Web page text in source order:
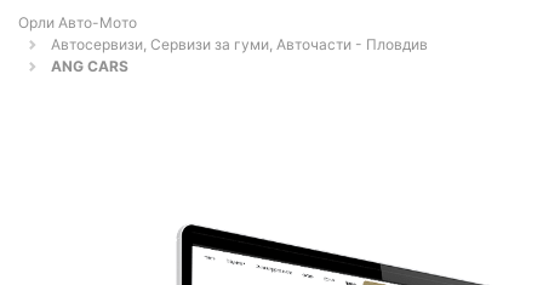
Орли Aвто-Mото
Автосервизи, Сервизи за гуми, Авточасти - Пловдив
ANG CARS